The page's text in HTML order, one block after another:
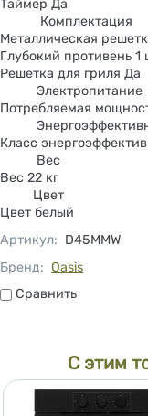
Таймер Да
Комплектация
Металлическая
Глубокий противень 1
Решетка для гриля Да
Электропитание
Потребляемая
Класс
Вес
Вес 22 кг
Цвет
Цвет белый
Артикул: D45MMW
Бренд: Oasis
СравнитьСравнить
С этим